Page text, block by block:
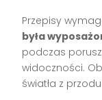
Przepisy
była
podczas
widoczności.
światła z